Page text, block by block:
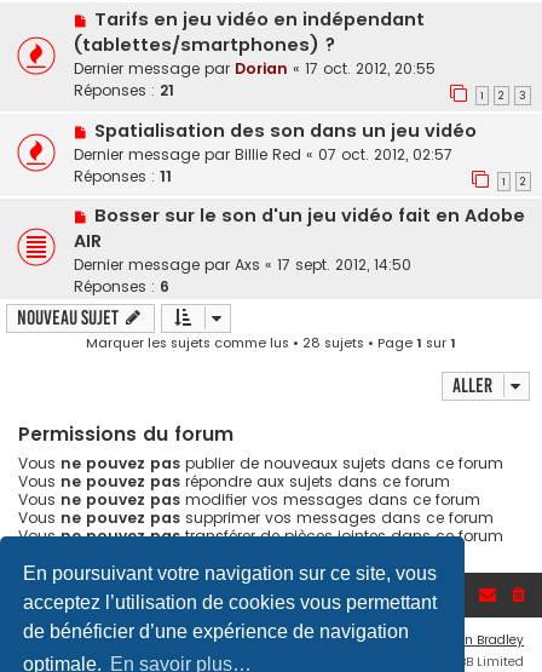
En poursuivant votre navigation sur ce site, vous
acceptez l’utilisation de cookies vous permettant
de bénéficier d’une expérience de navigation
optimale. En savoir plus…
Tarifs en jeu vidéo en indépendant
(tablettes/smartphones) ?
Dernier message par Dorian « 17 oct. 2012, 20:55
Réponses : 21 1 2 3
Spatialisation des son dans un jeu vidéo
Dernier message par Billie Red « 07 oct. 2012, 02:57
Réponses : 11 1 2
Bosser sur le son d'un jeu vidéo fait en Adobe
AIR
Dernier message par Axs « 17 sept. 2012, 14:50
Réponses : 6
Nouveau sujet
Marquer les sujets comme lus • 28 sujets • Page1 sur1
Aller
Permissions du forum
Vous ne pouvez pas publier de nouveaux sujets dans ce forum
Vous ne pouvez pas répondre aux sujets dans ce forum
Vous ne pouvez pas modifier vos messages dans ce forum
Vous ne pouvez pas supprimer vos messages dans ce forum
Vousne pouvez pastransférer de pièces jointes dans ce forum
Accueil du forum
Flat Style by
Ian Bradley
Développé par
® Forum Software © phpBB Limited